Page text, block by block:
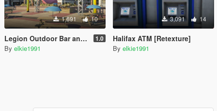
1,691 10
Legion Outdoor Bar and Party Map [YMAP] 1.0
By elkie1991
3,091 14
Halifax ATM [Retexture]
By elkie1991